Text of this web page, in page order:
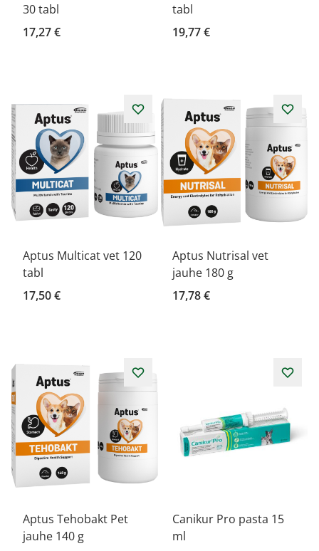
30 tabl
17,27 €
tabl
19,77 €
Aptus Multicat vet 120
tabl
17,50 €
Aptus Nutrisal vet
jauhe 180 g
17,78 €
Aptus Tehobakt Pet
jauhe 140 g
Canikur Pro pasta 15
ml